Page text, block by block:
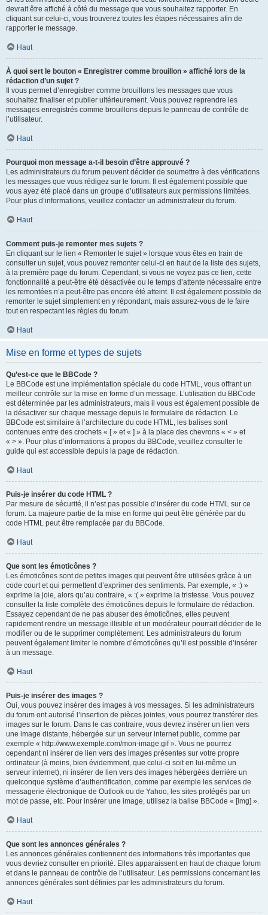
devrait être affiché à côté du message que vous souhaitez rapporter. En
cliquant sur celui-ci, vous trouverez toutes les étapes nécessaires afin de
rapporter le message.
Haut
À quoi sert le bouton « Enregistrer comme brouillon » affiché lors de la
rédaction d’un sujet ?
Il vous permet d’enregistrer comme brouillons les messages que vous
souhaitez finaliser et publier ultérieurement. Vous pouvez reprendre les
messages enregistrés comme brouillons depuis le panneau de contrôle de
l’utilisateur.
Haut
Pourquoi mon message a-t-il besoin d’être approuvé ?
Les administrateurs du forum peuvent décider de soumettre à des vérifications
les messages que vous rédigez sur le forum. Il est également possible que
vous ayez été placé dans un groupe d’utilisateurs aux permissions limitées.
Pour plus d’informations, veuillez contacter un administrateur du forum.
Haut
Comment puis-je remonter mes sujets ?
En cliquant sur le lien « Remonter le sujet » lorsque vous êtes en train de
consulter un sujet, vous pouvez remonter celui-ci en haut de la liste des sujets,
à la première page du forum. Cependant, si vous ne voyez pas ce lien, cette
fonctionnalité a peut-être été désactivée ou le temps d’attente nécessaire entre
les remontées n’a peut-être pas encore été atteint. Il est également possible de
remonter le sujet simplement en y répondant, mais assurez-vous de le faire
tout en respectant les règles du forum.
Haut
Mise en forme et types de sujets
Qu’est-ce que le BBCode ?
Le BBCode est une implémentation spéciale du code HTML, vous offrant un
meilleur contrôle sur la mise en forme d’un message. L’utilisation du BBCode
est déterminée par les administrateurs, mais il vous est également possible de
la désactiver sur chaque message depuis le formulaire de rédaction. Le
BBCode est similaire à l’architecture du code HTML, les balises sont
contenues entre des crochets « [ » et « ] » à la place des chevrons « < » et
« > ». Pour plus d’informations à propos du BBCode, veuillez consulter le
guide qui est accessible depuis la page de rédaction.
Haut
Puis-je insérer du code HTML ?
Par mesure de sécurité, il n’est pas possible d’insérer du code HTML sur ce
forum. La majeure partie de la mise en forme qui peut être générée par du
code HTML peut être remplacée par du BBCode.
Haut
Que sont les émoticônes ?
Les émoticônes sont de petites images qui peuvent être utilisées grâce à un
code court et qui permettent d’exprimer des sentiments. Par exemple, « :) »
exprime la joie, alors qu’au contraire, « :( » exprime la tristesse. Vous pouvez
consulter la liste complète des émoticônes depuis le formulaire de rédaction.
Essayez cependant de ne pas abuser des émoticônes, elles peuvent
rapidement rendre un message illisible et un modérateur pourrait décider de le
modifier ou de le supprimer complètement. Les administrateurs du forum
peuvent également limiter le nombre d’émoticônes qu’il est possible d’insérer
à un message.
Haut
Puis-je insérer des images ?
Oui, vous pouvez insérer des images à vos messages. Si les administrateurs
du forum ont autorisé l’insertion de pièces jointes, vous pourrez transférer des
images sur le forum. Dans le cas contraire, vous devrez insérer un lien vers
une image distante, hébergée sur un serveur internet public, comme par
exemple « http://www.exemple.com/mon-image.gif ». Vous ne pourrez
cependant ni insérer de lien vers des images présentes sur votre propre
ordinateur (à moins, bien évidemment, que celui-ci soit en lui-même un
serveur internet), ni insérer de lien vers des images hébergées derrière un
quelconque système d’authentification, comme par exemple les services de
messagerie électronique de Outlook ou de Yahoo, les sites protégés par un
mot de passe, etc. Pour insérer une image, utilisez la balise BBCode « [img] ».
Haut
Que sont les annonces générales ?
Les annonces générales contiennent des informations très importantes que
vous devriez consulter en priorité. Elles apparaissent en haut de chaque forum
et dans le panneau de contrôle de l’utilisateur. Les permissions concernant les
annonces générales sont définies par les administrateurs du forum.
Haut